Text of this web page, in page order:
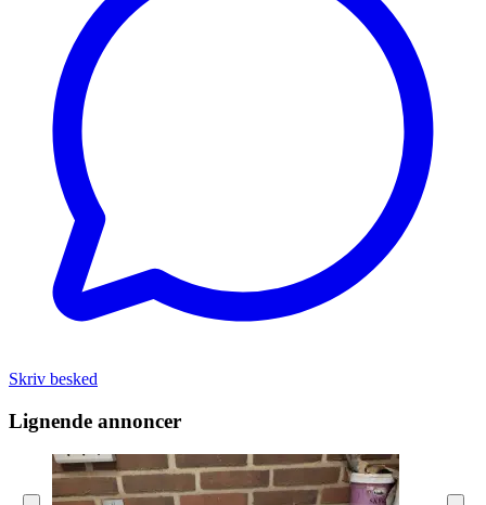
Skriv besked
Lignende annoncer